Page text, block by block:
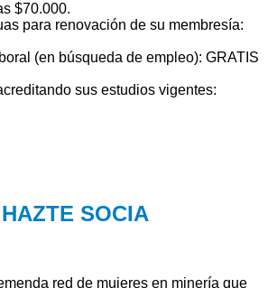
$70.000.
para renovación de su membresía:
(en búsqueda de empleo): GRATIS
sus estudios vigentes:
HAZTE SOCIA
red de mujeres en minería que